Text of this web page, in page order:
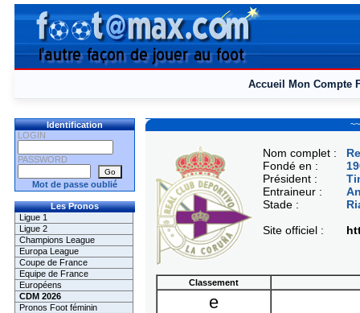
Accueil Mon Compte
Identification
LOGIN
PASSWORD
Mot de passe oublié
Les Pronos
Ligue 1
Ligue 2
Champions League
Europa League
Coupe de France
Equipe de France
Européens
CDM 2026
Pronos Foot féminin
Nom complet :
Fondé en :
Président :
Entraineur :
Stade :
Site officiel :
Classement
e